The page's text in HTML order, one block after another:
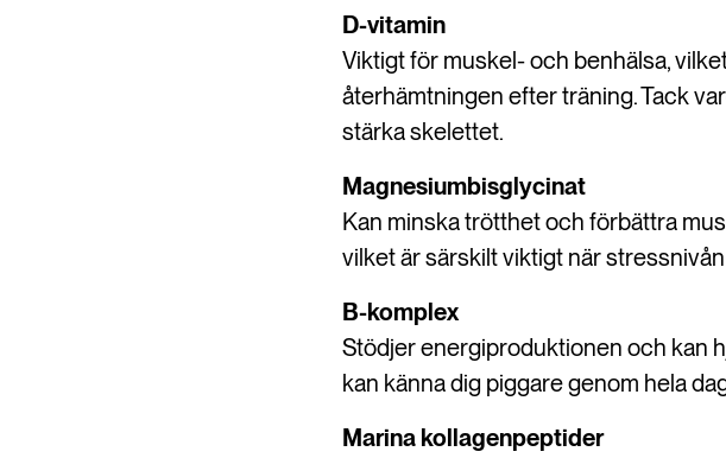
D-vitamin
Viktigt för muskel- och benhälsa,
återhämtningen efter träning. Tack
stärka skelettet.
Magnesiumbisglycinat
Kan minska trötthet och förbättra
vilket är särskilt viktigt när
B-komplex
Stödjer energiproduktionen och kan
kan känna dig piggare genom hela
Marina kollagenpeptider